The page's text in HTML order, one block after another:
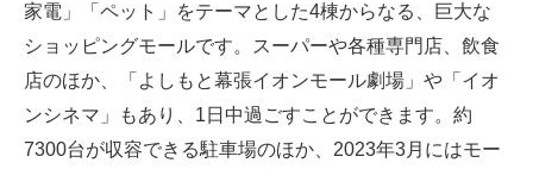
家電」「ペット」をテーマとした4棟からなる、巨大な
ショッピングモールです。スーパーや各種専門店、飲食
店のほか、「よしもと幕張イオンモール劇場」や「イオ
ンシネマ」もあり、1日中過ごすことができます。約
7300台が収容できる駐車場のほか、2023年3月にはモー